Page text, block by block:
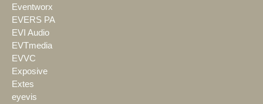
Eventworx
EVERS PA
EVI Audio
EVTmedia
EVVC
Exposive
Extes
eyevis